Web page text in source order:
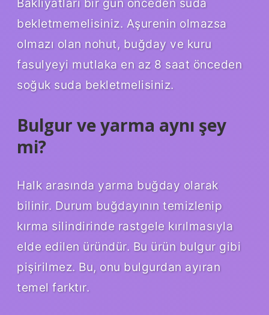
Bakliyatları bir gün önceden suda
bekletmemelisiniz. Aşurenin olmazsa
olmazı olan nohut, buğday ve kuru
fasulyeyi mutlaka en az 8 saat önceden
soğuk suda bekletmelisiniz.
Bulgur ve yarma aynı şey
mi?
Halk arasında yarma buğday olarak
bilinir. Durum buğdayının temizlenip
kırma silindirinde rastgele kırılmasıyla
elde edilen üründür. Bu ürün bulgur gibi
pişirilmez. Bu, onu bulgurdan ayıran
temel farktır.